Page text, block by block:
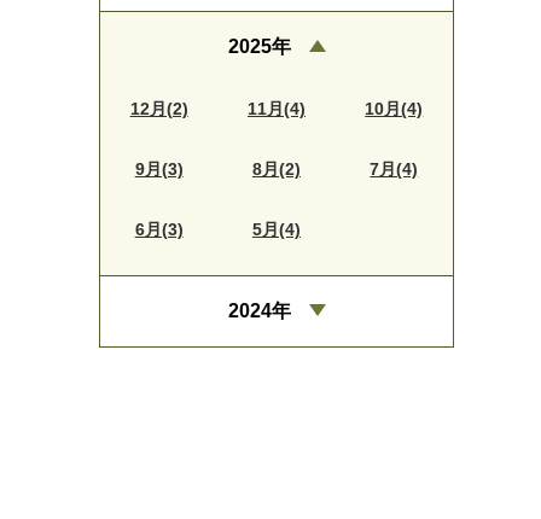
2025年
12月(2) 11月(4) 10月(4)
9月(3) 8月(2) 7月(4)
6月(3) 5月(4)
2024年